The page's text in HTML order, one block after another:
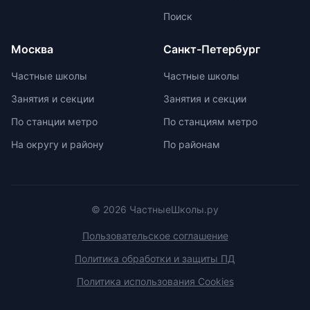
поддержания интереса к учебе.
регулируя нагрузку в зависимости
от возрастных задач и
учеников. Отсутствие страха перед
оценками и акцент на качественной
свои навыки и интересы.
Поиск
Москва
Частные школы
Занятия и секции
По станции метро
На округу и району
Санкт-Петербург
Частные школы
Занятия и секции
По станциям метро
По районам
© 2026 ЧастныеШколы.ру
Пользовательское соглашение
Политика обработки и защиты ПД
Политика использования Cookies